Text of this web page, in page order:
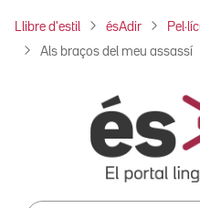
Llibre d'estil ésAdir
Als braços del meu assassí